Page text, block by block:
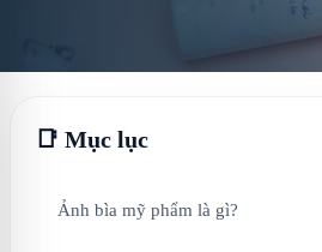
📑 Mục lục
Ảnh bìa mỹ phẩm là gì?